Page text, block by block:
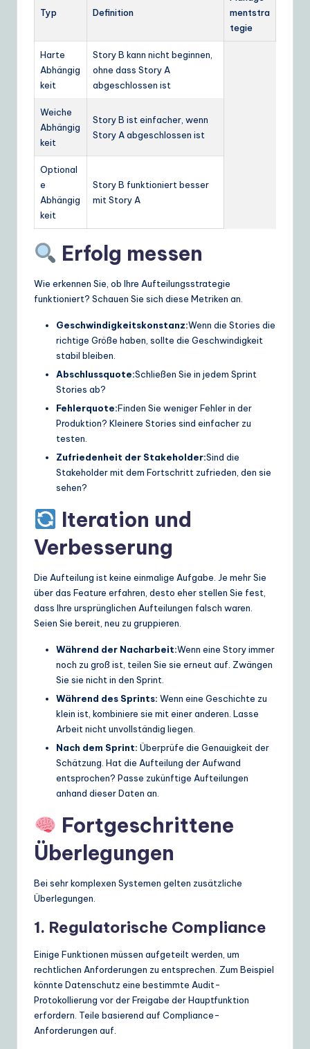
Typ Definition
mentstra
tegie
Harte
Abhängig
keit
Story B kann nicht beginnen,
ohne dass Story A
abgeschlossen ist
Weiche
Abhängig
keit
Story B ist einfacher, wenn
Story A abgeschlossen ist
Optional
e
Abhängig
keit
Story B funktioniert besser
mit Story A
Erfolg messen
Wie erkennen Sie, ob Ihre Aufteilungsstrategie
funktioniert? Schauen Sie sich diese Metriken an.
Geschwindigkeitskonstanz:Wenn die Stories die
richtige Größe haben, sollte die Geschwindigkeit
stabil bleiben.
Abschlussquote:Schließen Sie in jedem Sprint
Stories ab?
Fehlerquote:Finden Sie weniger Fehler in der
Produktion? Kleinere Stories sind einfacher zu
testen.
Zufriedenheit der Stakeholder:Sind die
Stakeholder mit dem Fortschritt zufrieden, den sie
sehen?
Iteration und
Verbesserung
Die Aufteilung ist keine einmalige Aufgabe. Je mehr Sie
über das Feature erfahren, desto eher stellen Sie fest,
dass Ihre ursprünglichen Aufteilungen falsch waren.
Seien Sie bereit, neu zu gruppieren.
Während der Nacharbeit:Wenn eine Story immer
noch zu groß ist, teilen Sie sie erneut auf. Zwängen
Sie sie nicht in den Sprint.
Während des Sprints: Wenn eine Geschichte zu
klein ist, kombiniere sie mit einer anderen. Lasse
Arbeit nicht unvollständig liegen.
Nach dem Sprint: Überprüfe die Genauigkeit der
Schätzung. Hat die Aufteilung der Aufwand
entsprochen? Passe zukünftige Aufteilungen
anhand dieser Daten an.
Fortgeschrittene
Überlegungen
Bei sehr komplexen Systemen gelten zusätzliche
Überlegungen.
1. Regulatorische Compliance
Einige Funktionen müssen aufgeteilt werden, um
rechtlichen Anforderungen zu entsprechen. Zum Beispiel
könnte Datenschutz eine bestimmte Audit-
Protokollierung vor der Freigabe der Hauptfunktion
erfordern. Teile basierend auf Compliance-
Anforderungen auf.